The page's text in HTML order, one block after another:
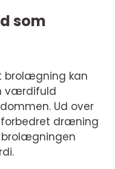
som
brolægning kan
værdifuld
Ud over
forbedret dræning
brolægningen